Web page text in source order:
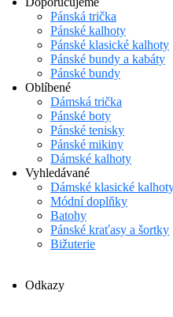
Pánská trička
Pánské kalhoty
Pánské klasické kalhoty
Pánské bundy a kabáty
Pánské bundy
Oblíbené
Dámská trička
Pánské boty
Pánské tenisky
Pánské mikiny
Dámské kalhoty
Vyhledávané
Dámské klasické
Módní doplňky
Batohy
Pánské kraťasy a šortky
Bižuterie
Odkazy